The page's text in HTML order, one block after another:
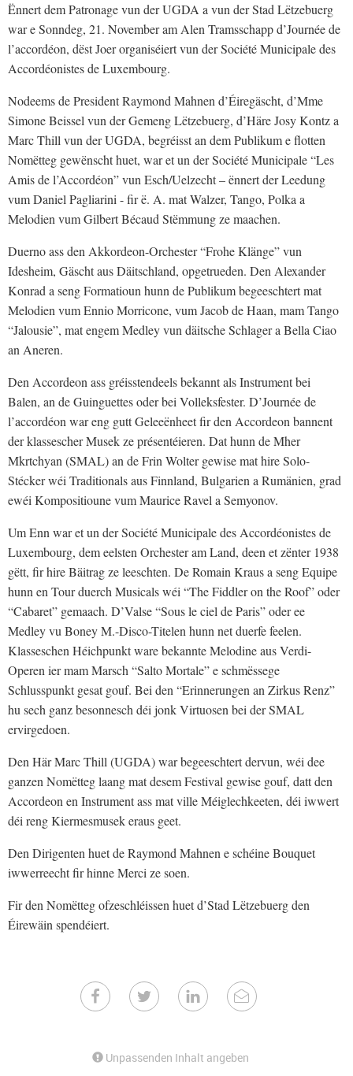
Ënnert dem Patronage vun der UGDA a vun der Stad Lëtzebuerg
war e Sonndeg, 21. November am Alen Tramsschapp d’Journée de
l’accordéon, dëst Joer organiséiert vun der Société Municipale des
Accordéonistes de Luxembourg.
Nodeems de President Raymond Mahnen d’Éiregäscht, d’Mme
Simone Beissel vun der Gemeng Lëtzebuerg, d’Häre Josy Kontz a
Marc Thill vun der UGDA, begréisst an dem Publikum e flotten
Nomëtteg gewënscht huet, war et un der Société Municipale “Les
Amis de l’Accordéon” vun Esch/Uelzecht – ënnert der Leedung
vum Daniel Pagliarini - fir ë. A. mat Walzer, Tango, Polka a
Melodien vum Gilbert Bécaud Stëmmung ze maachen.
Duerno ass den Akkordeon-Orchester “Frohe Klänge” vun
Idesheim, Gäscht aus Däitschland, opgetrueden. Den Alexander
Konrad a seng Formatioun hunn de Publikum begeeschtert mat
Melodien vum Ennio Morricone, vum Jacob de Haan, mam Tango
“Jalousie”, mat engem Medley vun däitsche Schlager a Bella Ciao
an Aneren.
Den Accordeon ass gréisstendeels bekannt als Instrument bei
Balen, an de Guinguettes oder bei Volleksfester. D’Journée de
l’accordéon war eng gutt Geleeënheet fir den Accordeon bannent
der klassescher Musek ze présentéieren. Dat hunn de Mher
Mkrtchyan (SMAL) an de Frin Wolter gewise mat hire Solo-
Stécker wéi Traditionals aus Finnland, Bulgarien a Rumänien, grad
ewéi Kompositioune vum Maurice Ravel a Semyonov.
Um Enn war et un der Société Municipale des Accordéonistes de
Luxembourg, dem eelsten Orchester am Land, deen et zënter 1938
gëtt, fir hire Bäitrag ze leeschten. De Romain Kraus a seng Equipe
hunn en Tour duerch Musicals wéi “The Fiddler on the Roof” oder
“Cabaret” gemaach. D’Valse “Sous le ciel de Paris” oder ee
Medley vu Boney M.-Disco-Titelen hunn net duerfe feelen.
Klasseschen Héichpunkt ware bekannte Melodine aus Verdi-
Operen ier mam Marsch “Salto Mortale” e schmëssege
Schlusspunkt gesat gouf. Bei den “Erinnerungen an Zirkus Renz”
hu sech ganz besonnesch déi jonk Virtuosen bei der SMAL
ervirgedoen.
Den Här Marc Thill (UGDA) war begeeschtert dervun, wéi dee
ganzen Nomëtteg laang mat desem Festival gewise gouf, datt den
Accordeon en Instrument ass mat ville Méiglechkeeten, déi iwwert
déi reng Kiermesmusek eraus geet.
Den Dirigenten huet de Raymond Mahnen e schéine Bouquet
iwwerreecht fir hinne Merci ze soen.
Fir den Nomëtteg ofzeschléissen huet d’Stad Lëtzebuerg den
Éirewäin spendéiert.
Unpassenden Inhalt angeben